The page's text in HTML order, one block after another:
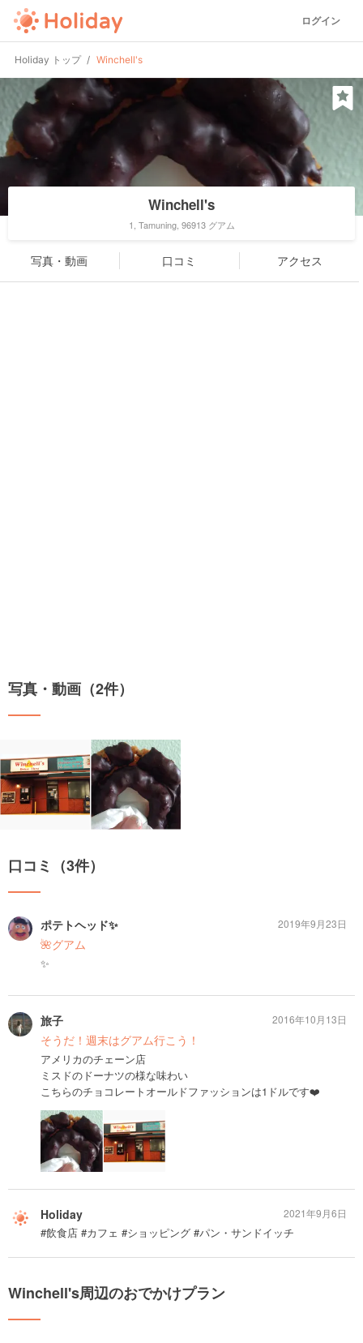
ログイン
Holiday トップ Winchell's
Winchell's
1, Tamuning, 96913 グアム
写真・動画 口コミ アクセス
写真・動画（2件）
口コミ（3件）
ポテトヘッド✨
🌺グアム
✨
2019年9月23日
旅子
そうだ！週末はグアム行こう！
アメリカのチェーン店
ミスドのドーナツの様な味わい
こちらのチョコレートオールドファッションは1ドルです❤️
2016年10月13日
Holiday
#飲食店 #カフェ #ショッピング #パン・サンドイッチ
2021年9月6日
Winchell's周辺のおでかけプラン